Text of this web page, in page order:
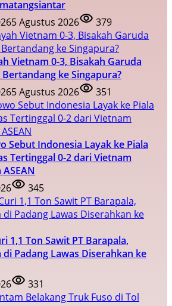
5 Agustus 2026 379
Vietnam 0-3, Bisakah Garuda
ke Singapura?
5 Agustus 2026 351
Sebut Indonesia Layak ke Piala
Tertinggal 0-2 dari Vietnam
345
1,1 Ton Sawit PT Barapala,
di Padang Lawas Diserahkan ke
331